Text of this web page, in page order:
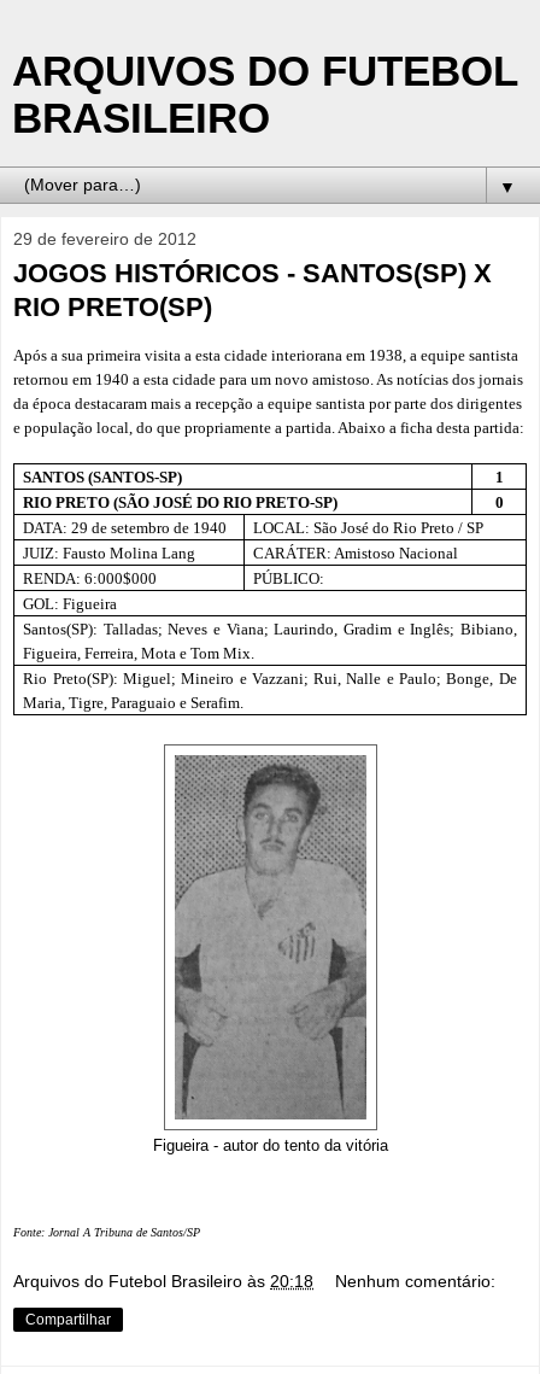
ARQUIVOS DO FUTEBOL
BRASILEIRO
▼
29 de fevereiro de 2012
JOGOS HISTÓRICOS - SANTOS(SP) X
RIO PRETO(SP)
Após a sua primeira visita a esta cidade interiorana em 1938, a equipe santista
retornou em 1940 a esta cidade para um novo amistoso. As notícias dos jornais
da época destacaram mais a recepção a equipe santista por parte dos dirigentes
e população local, do que propriamente a partida. Abaixo a ficha desta partida:
SANTOS (SANTOS-SP)
1
RIO PRETO (SÃO JOSÉ DO RIO PRETO-SP)
0
DATA: 29 de setembro de 1940
LOCAL: São José do Rio Preto / SP
JUIZ: Fausto Molina Lang
CARÁTER: Amistoso Nacional
RENDA: 6:000$000
PÚBLICO:
GOL: Figueira
Santos(SP): Talladas; Neves e Viana; Laurindo, Gradim e Inglês; Bibiano,
Figueira, Ferreira, Mota e Tom Mix.
Rio Preto(SP): Miguel; Mineiro e Vazzani; Rui, Nalle e Paulo; Bonge, De
Maria, Tigre, Paraguaio e Serafim.
Figueira - autor do tento da vitória
Fonte: Jornal A Tribuna de Santos/SP
Arquivos do Futebol Brasileiro às 20:18 Nenhum comentário:
Compartilhar